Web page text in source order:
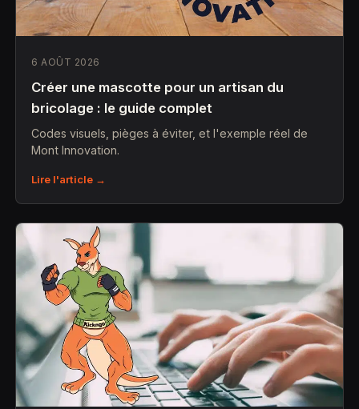
6 AOÛT 2026
Créer une mascotte pour un artisan du
bricolage : le guide complet
Codes visuels, pièges à éviter, et l'exemple réel de
Mont Innovation.
Lire l'article →